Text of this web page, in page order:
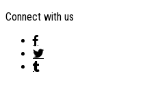
Connect with us